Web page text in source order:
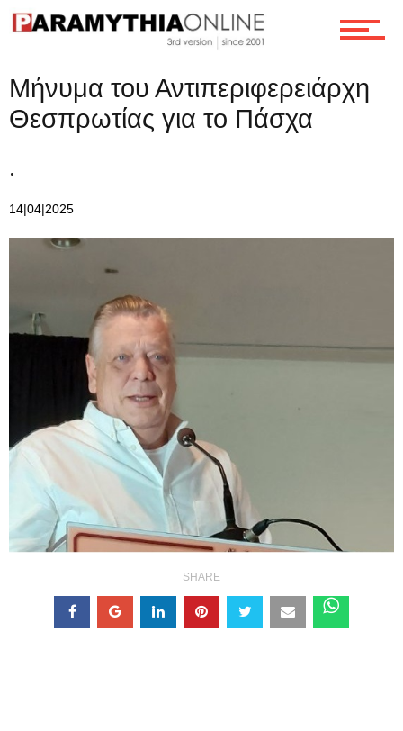
Ροή
Μήνυμα του Αντιπεριφερειάρχη
Θεσπρωτίας για το Πάσχα
.
14|04|2025
SHARE